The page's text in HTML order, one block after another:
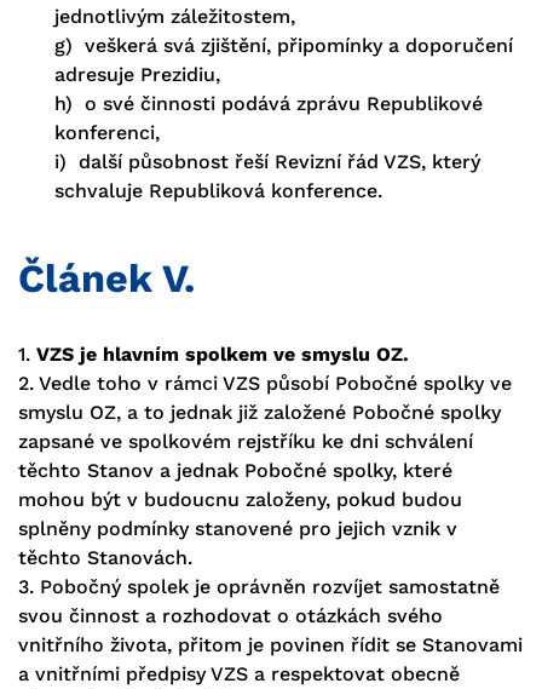
jednotlivým záležitostem,
g) veškerá svá zjištění, připomínky a doporučení
adresuje Prezidiu,
h) o své činnosti podává zprávu Republikové
konferenci,
i) další působnost řeší Revizní řád VZS, který
schvaluje Republiková konference.
Článek V.
1. VZS je hlavním spolkem ve smyslu OZ.
2. Vedle toho v rámci VZS působí Pobočné spolky ve
smyslu OZ, a to jednak již založené Pobočné spolky
zapsané ve spolkovém rejstříku ke dni schválení
těchto Stanov a jednak Pobočné spolky, které
mohou být v budoucnu založeny, pokud budou
splněny podmínky stanovené pro jejich vznik v
těchto Stanovách.
3. Pobočný spolek je oprávněn rozvíjet samostatně
svou činnost a rozhodovat o otázkách svého
vnitřního života, přitom je povinen řídit se Stanovami
a vnitřními předpisy VZS a respektovat obecně